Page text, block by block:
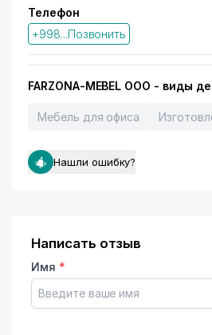
Телефон
+998...Позвонить
FARZONA-MEBEL ООО - виды
Мебель для офиса
Нашли ошибку?
Написать отзыв
Имя *